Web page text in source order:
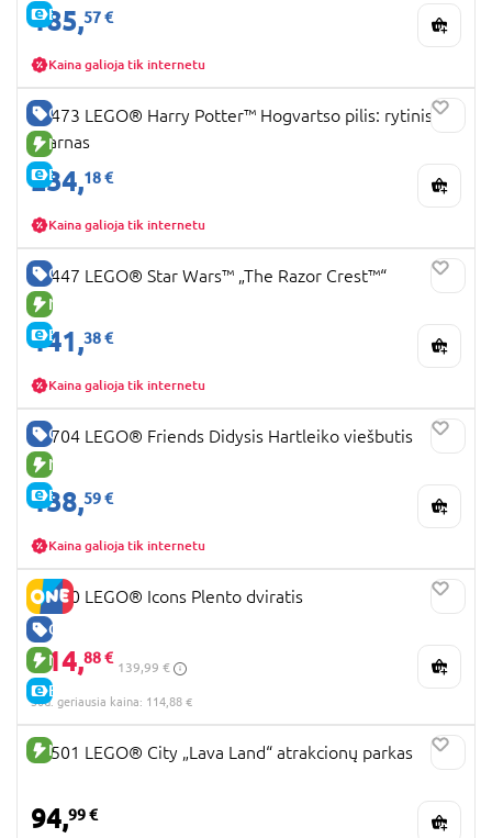
E-KAINA
185,57 €
Kaina galioja tik internetu
GERA KAINA
NAUJA PREKĖ
E-KAINA
76473 LEGO® Harry Potter™ Hogvartso pilis: rytinis
sparnas
234,18 €
Kaina galioja tik internetu
GERA KAINA
NAUJA PREKĖ
E-KAINA
75447 LEGO® Star Wars™ „The Razor Crest™“
141,38 €
Kaina galioja tik internetu
GERA KAINA
NAUJA PREKĖ
E-KAINA
42704 LEGO® Friends Didysis Hartleiko viešbutis
138,59 €
Kaina galioja tik internetu
GERA KAINA
NAUJA PREKĖ
E-KAINA
11380 LEGO® Icons Plento dviratis
114,88 €
139,99 €
30d. geriausia kaina: 114,88 €
NAUJA PREKĖ
60501 LEGO® City „Lava Land“ atrakcionų parkas
94,99 €